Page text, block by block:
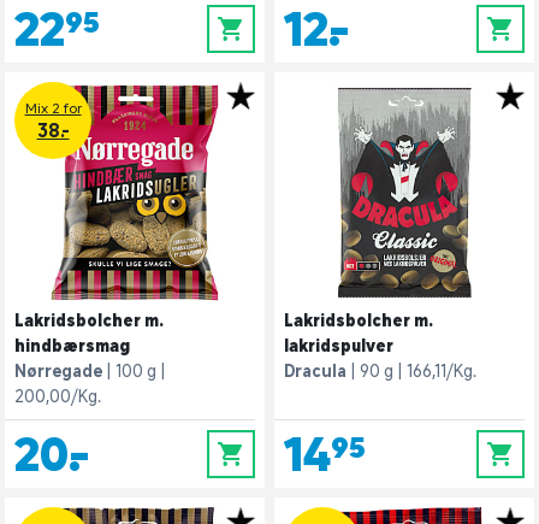
22,95 0 12,- 0
Mix 2 for
38.-
Lakridsbolcher m.
hindbærsmag
Nørregade
100 g
200,00/Kg.
20,- 0
Lakridsbolcher m.
lakridspulver
Dracula
90 g 166,11/Kg.
14,95 0